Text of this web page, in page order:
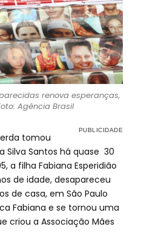
renova esperanças,
Agência Brasil
tomou
Silva Santos há quase 30
a filha Fabiana Esperidião
de idade, desapareceu
de casa, em São Paulo
Fabiana e se tornou uma
criou a Associação Mães